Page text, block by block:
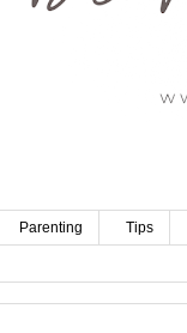
Parenting Tips